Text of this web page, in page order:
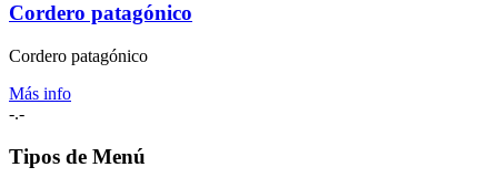
Cordero patagónico
Cordero patagónico
Más info
-.-
Tipos de Menú